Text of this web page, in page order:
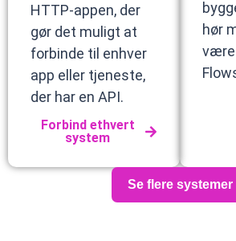
HTTP-appen, der
gør det muligt at
forbinde til enhver
app eller tjeneste,
der har en API.
Forbind ethvert
system
hør
være
Se flere systemer